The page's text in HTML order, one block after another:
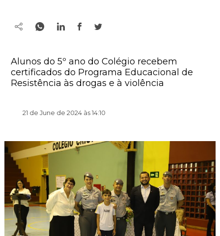
Alunos do 5º ano do Colégio recebem
certificados do Programa Educacional de
Resistência às drogas e à violência
21 de June de 2024 às 14:10